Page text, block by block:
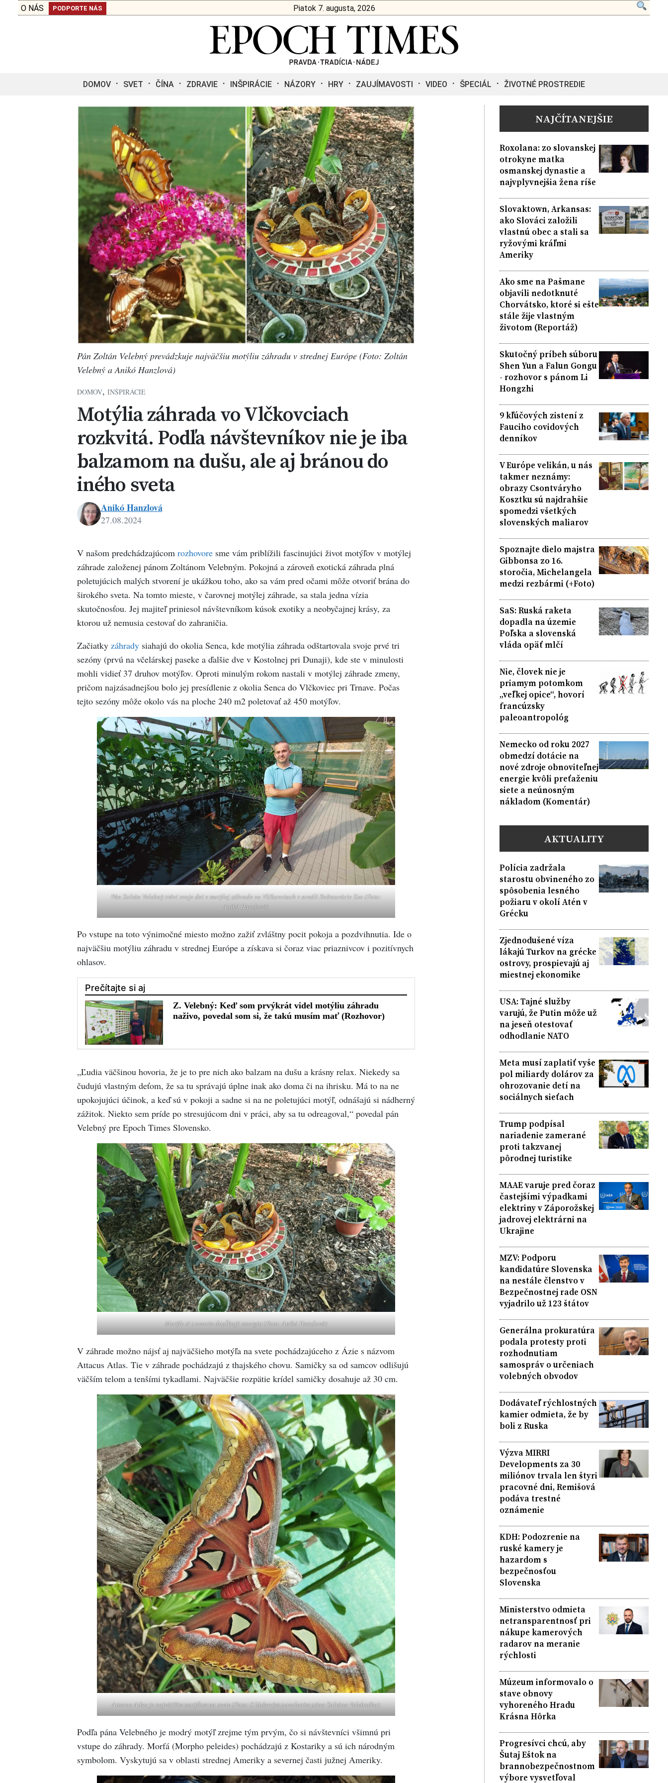
O NÁS PODPORTE NÁS Piatok 7. augusta, 2026
DOMOV SVET ČÍNA ZDRAVIE INŠPIRÁCIE NÁZORY HRY ZAUJÍMAVOSTI VIDEO ŠPECIÁL ŽIVOTNÉ PROSTREDIE
Pán Zoltán Velebný prevádzkuje najväčšiu motýliu záhradu v strednej Európe (Foto: Zoltán
Velebný a Anikó Hanzlová)
DOMOV, INŠPIRÁCIE
Motýlia záhrada vo Vlčkovciach
rozkvitá. Podľa návštevníkov nie je iba
balzamom na dušu, ale aj bránou do
iného sveta
Hanzlová
Anikó Hanzlová
27.08.2024
V našom predchádzajúcom rozhovoresme vám priblížili fascinujúci život motýľov v motýlej
záhrade založenej pánom Zoltánom Velebným. Pokojná a zároveň exotická záhrada plná
poletujúcich malých stvorení je ukážkou toho, ako sa vám pred očami môže otvoriť brána do
širokého sveta. Na tomto mieste, v čarovnej motýlej záhrade, sa stala jedna vízia
skutočnosťou. Jej majiteľ priniesol návštevníkom kúsok exotiky a neobyčajnej krásy, za
ktorou už nemusia cestovať do zahraničia.
Začiatky záhradysiahajú do okolia Senca, kde motýlia záhrada odštartovala svoje prvé tri
sezóny (prvú na včelárskej paseke a ďalšie dve v Kostolnej pri Dunaji), kde ste v minulosti
mohli vidieť 37 druhov motýľov. Oproti minulým rokom nastali v motýlej záhrade zmeny,
pričom najzásadnejšou bolo jej presídlenie z okolia Senca do Vlčkoviec pri Trnave. Počas
tejto sezóny môže okolo vás na ploche 240 m2 poletovať až 450 motýľov.
Pán Zoltán Velebný trávi svoje dni v motýlej záhrade vo Vlčkovciach v areáli Reštaurácie Eso (Foto:
Anikó Hanzlová)
Po vstupe na toto výnimočné miesto možno zažiť zvláštny pocit pokoja a pozdvihnutia. Ide o
najväčšiu motýliu záhradu v strednej Európe a získava si čoraz viac priaznivcov i pozitívnych
ohlasov.
„Ľudia väčšinou hovoria, že je to pre nich ako balzam na dušu a krásny relax. Niekedy sa
čudujú vlastným deťom, že sa tu správajú úplne inak ako doma či na ihrisku. Má to na ne
upokojujúci účinok, a keď sú v pokoji a sadne si na ne poletujúci motýľ, odnášajú si nádherný
zážitok. Niekto sem príde po stresujúcom dni v práci, aby sa tu odreagoval,“ povedal pán
Velebný pre Epoch Times Slovensko.
Motýle si z ovocia dopĺňajú energiu (Foto: Anikó Hanzlová)
V záhrade možno nájsť aj najväčšieho motýľa na svete pochádzajúceho z Ázie s názvom
Attacus Atlas. Tie v záhrade pochádzajú z thajského chovu. Samičky sa od samcov odlišujú
väčším telom a tenšími tykadlami. Najväčšie rozpätie krídel samičky dosahuje až 30 cm.
Attacus Atlas je najväčším motýľom na svete (Foto: S láskavým povolením pána Zoltána Velebného)
Podľa pána Velebného je modrý motýľ zrejme tým prvým, čo si návštevníci všimnú pri
vstupe do záhrady. Morfá (Morpho peleides) pochádzajú z Kostariky a sú ich národným
symbolom. Vyskytujú sa v oblasti strednej Ameriky a severnej časti južnej Ameriky.
NAJČÍTANEJŠIE
Roxolana: zo slovanskej
otrokyne matka
osmanskej dynastie a
najvplyvnejšia žena ríše
Slovaktown, Arkansas:
ako Slováci založili
vlastnú obec a stali sa
ryžovými kráľmi
Ameriky
Ako sme na Pašmane
objavili nedotknuté
Chorvátsko, ktoré si ešte
stále žije vlastným
životom (Reportáž)
Skutočný príbeh súboru
Shen Yun a Falun Gongu
- rozhovor s pánom Li
Hongzhi
9 kľúčových zistení z
Fauciho covidových
denníkov
V Európe velikán, u nás
takmer neznámy:
obrazy Csontváryho
Kosztku sú najdrahšie
spomedzi všetkých
slovenských maliarov
Spoznajte dielo majstra
Gibbonsa zo 16.
storočia, Michelangela
medzi rezbármi (+Foto)
SaS: Ruská raketa
dopadla na územie
Poľska a slovenská
vláda opäť mlčí
Nie, človek nie je
priamym potomkom
„veľkej opice“, hovorí
francúzsky
paleoantropológ
Nemecko od roku 2027
obmedzí dotácie na
nové zdroje obnoviteľnej
energie kvôli preťaženiu
siete a neúnosným
nákladom (Komentár)
AKTUALITY
Polícia zadržala
starostu obvineného zo
spôsobenia lesného
požiaru v okolí Atén v
Grécku
Zjednodušené víza
lákajú Turkov na grécke
ostrovy, prospievajú aj
miestnej ekonomike
USA: Tajné služby
varujú, že Putin môže už
na jeseň otestovať
odhodlanie NATO
Meta musí zaplatiť vyše
pol miliardy dolárov za
ohrozovanie detí na
sociálnych sieťach
Trump podpísal
nariadenie zamerané
proti takzvanej
pôrodnej turistike
MAAE varuje pred čoraz
častejšími výpadkami
elektriny v Záporožskej
jadrovej elektrárni na
Ukrajine
MZV: Podporu
kandidatúre Slovenska
na nestále členstvo v
Bezpečnostnej rade OSN
vyjadrilo už 123 štátov
Generálna prokuratúra
podala protesty proti
rozhodnutiam
samospráv o určeniach
volebných obvodov
Dodávateľ rýchlostných
kamier odmieta, že by
boli z Ruska
Výzva MIRRI
Developments za 30
miliónov trvala len štyri
pracovné dni, Remišová
podáva trestné
oznámenie
KDH: Podozrenie na
ruské kamery je
hazardom s
bezpečnosťou
Slovenska
Ministerstvo odmieta
netransparentnosť pri
nákupe kamerových
radarov na meranie
rýchlosti
Múzeum informovalo o
stave obnovy
vyhoreného Hradu
Krásna Hôrka
Progresívci chcú, aby
Šutaj Eštok na
brannobezpečnostnom
výbore vysvetľoval